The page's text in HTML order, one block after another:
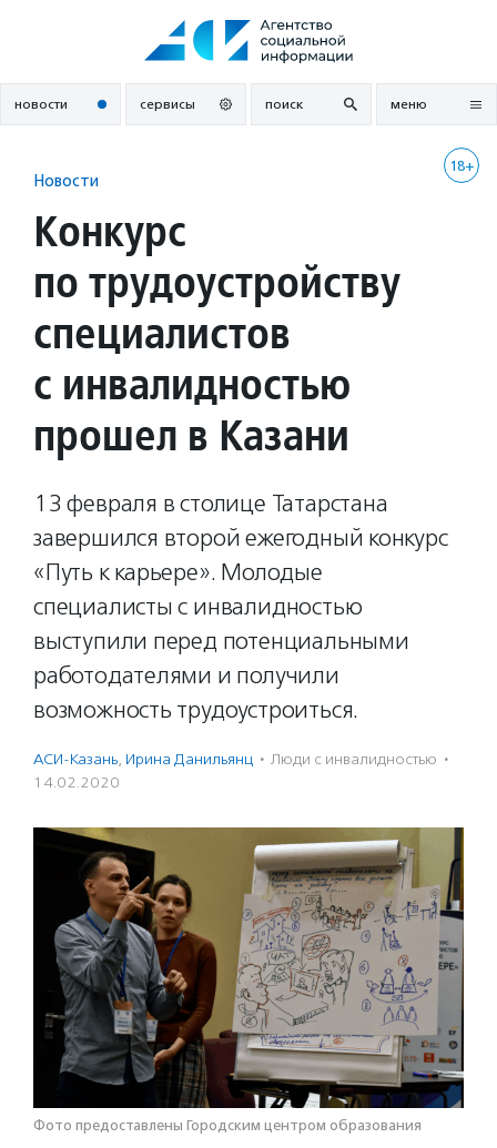
новости сервисы поиск меню
18+
Новости
Конкурс
по трудоустройству
специалистов
с инвалидностью
прошел в Казани
13 февраля в столице Татарстана
завершился второй ежегодный конкурс
«Путь к карьере». Молодые
специалисты с инвалидностью
выступили перед потенциальными
работодателями и получили
возможность трудоустроиться.
АСИ-Казань, Ирина Данильянц · Люди с инвалидностью ·
14.02.2020
Фото предоставлены Городским центром образования